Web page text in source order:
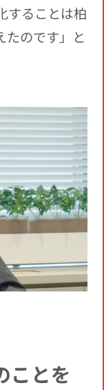
することは柏
たのです」と
ことを